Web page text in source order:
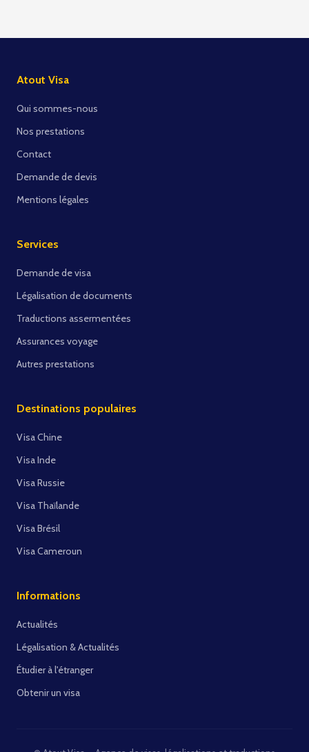
Atout Visa
Qui sommes-nous
Nos prestations
Contact
Demande de devis
Mentions légales
Services
Demande de visa
Légalisation de documents
Traductions assermentées
Assurances voyage
Autres prestations
Destinations populaires
Visa Chine
Visa Inde
Visa Russie
Visa Thaïlande
Visa Brésil
Visa Cameroun
Informations
Actualités
Légalisation & Actualités
Étudier à l'étranger
Obtenir un visa